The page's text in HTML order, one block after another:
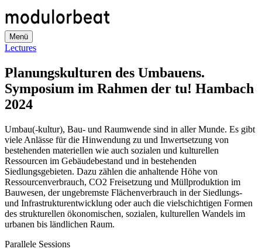
zum
Inhalt
Menü
Lectures
Planungskulturen des Umbauens.
Symposium im Rahmen der tu! Hambach
2024
Umbau(-kultur), Bau- und Raumwende sind in aller Munde. Es gibt
viele Anlässe für die Hinwendung zu und Inwertsetzung von
bestehenden materiellen wie auch sozialen und kulturellen
Ressourcen im Gebäudebestand und in bestehenden
Siedlungsgebieten. Dazu zählen die anhaltende Höhe von
Ressourcenverbrauch, CO2 Freisetzung und Müllproduktion im
Bauwesen, der ungebremste Flächenverbrauch in der Siedlungs-
und Infrastrukturentwicklung oder auch die vielschichtigen Formen
des strukturellen ökonomischen, sozialen, kulturellen Wandels im
urbanen bis ländlichen Raum.
Parallele Sessions